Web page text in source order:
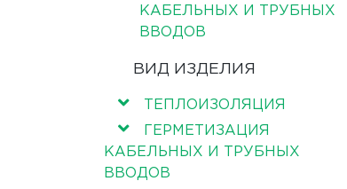
КАБЕЛЬНЫХ И ТРУБНЫХ
ВВОДОВ
ВИД ИЗДЕЛИЯ
ТЕПЛОИЗОЛЯЦИЯ
ГЕРМЕТИЗАЦИЯ
КАБЕЛЬНЫХ И ТРУБНЫХ
ВВОДОВ